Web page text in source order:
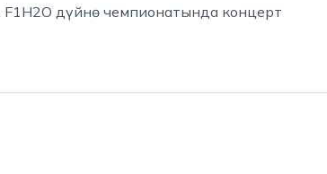
дүйнө чемпионатында концерт